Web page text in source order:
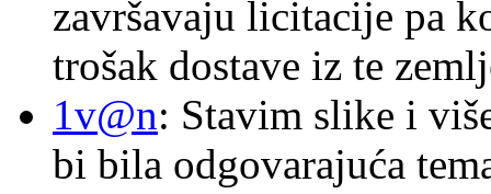
završavaju licitacije pa
trošak dostave iz te
1v@n: Stavim slike i
bi bila odgovarajuća